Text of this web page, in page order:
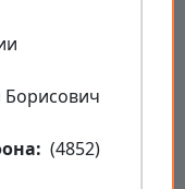
Борисович
(4852)